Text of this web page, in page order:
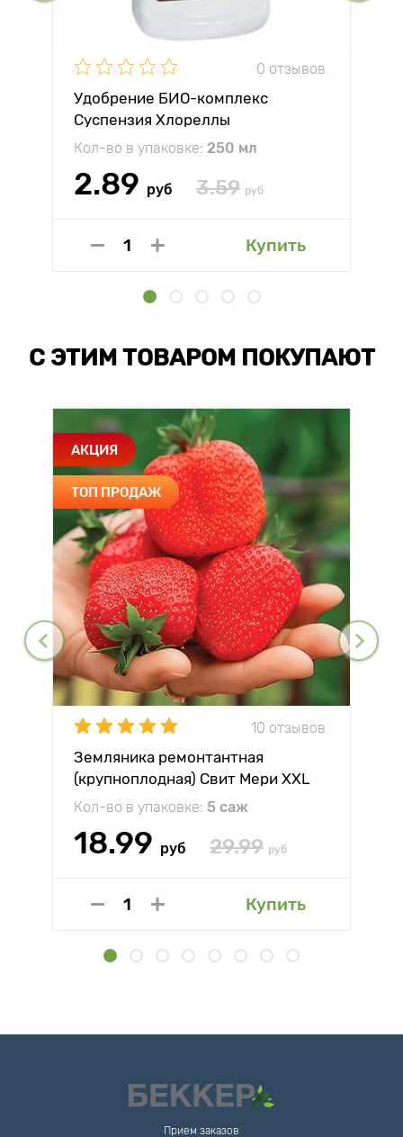
0 отзывов
Удобрение БИО-комплекс
Суспензия Хлореллы
Кол-во в упаковке: 250 мл
2.89 руб 3.59 руб
Купить
С ЭТИМ ТОВАРОМ ПОКУПАЮТ
АКЦИЯ
ТОП ПРОДАЖ
10 отзывов
Земляника ремонтантная
(крупноплодная) Свит Мери XXL
Кол-во в упаковке: 5 саж
18.99 руб 29.99 руб
Купить
Прием заказов